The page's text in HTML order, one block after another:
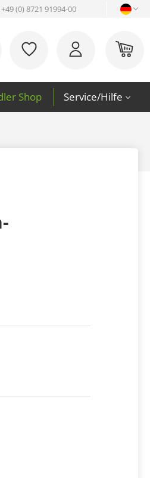
(0) 8721 91994-00
Du hast 0 Produkte auf
Shop Service/Hilfe